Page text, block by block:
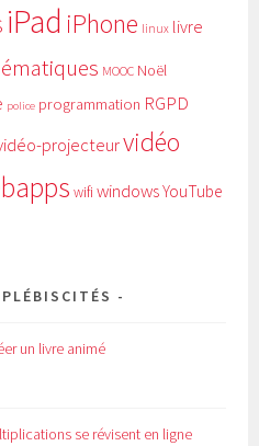
iPad iPhone linux livre
MOOC Noël
police programmation RGPD
projecteurvidéo
wifi windowsYouTube
un livre animé
se révisent en ligne